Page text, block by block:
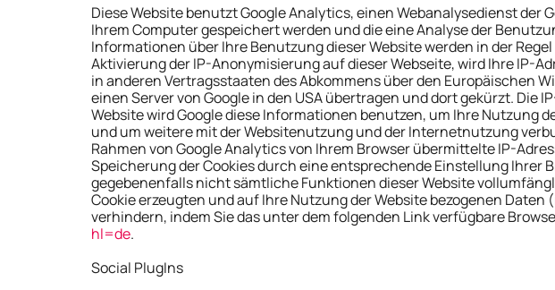
Diese Website benutzt Google Analytics, einen Webanalysedienst der
Ihrem Computer gespeichert werden und die eine Analyse der
Informationen über Ihre Benutzung dieser Website werden in der
Aktivierung der IP-Anonymisierung auf dieser Webseite, wird Ihre IP-
in anderen Vertragsstaaten des Abkommens über den Europäischen
einen Server von Google in den USA übertragen und dort gekürzt. Die
Website wird Google diese Informationen benutzen, um Ihre Nutzung
und um weitere mit der Websitenutzung und der Internetnutzung
Rahmen von Google Analytics von Ihrem Browser übermittelte IP-
Speicherung der Cookies durch eine entsprechende Einstellung Ihrer
gegebenenfalls nicht sämtliche Funktionen dieser Website
Cookie erzeugten und auf Ihre Nutzung der Website bezogenen
verhindern, indem Sie das unter dem folgenden Link verfügbare
hl=de.
Social PlugIns